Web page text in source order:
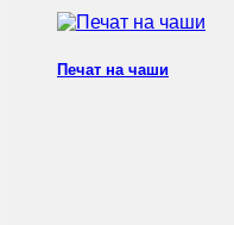
Печат на чаши